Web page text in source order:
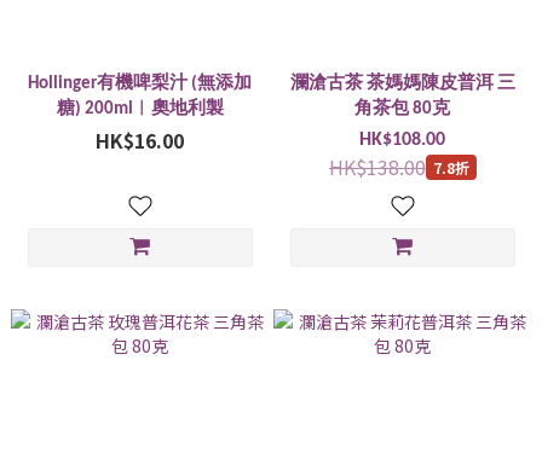
Hollinger有機啤梨汁 (無添加
糖) 200ml︱奧地利製
HK$16.00
瀾滄古茶 茶媽媽陳皮普洱 三
角茶包 80克
HK$108.00
HK$138.00 7.8折